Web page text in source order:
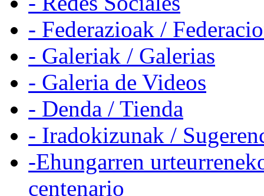
- Federazioak /
- Galeriak / Galerias
- Galeria de Videos
- Denda / Tienda
- Iradokizunak /
-Ehungarren
centenario